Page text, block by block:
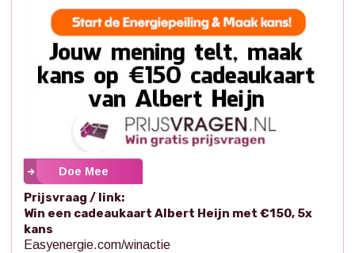
Doe Mee
Prijsvraag / link:
Win een cadeaukaart Albert Heijn met €150, 5x
kans
Easyenergie.com/winactie